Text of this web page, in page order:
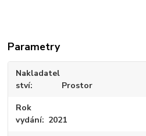
Parametry
Nakladatel
ství
Prostor
Rok
vydání
2021